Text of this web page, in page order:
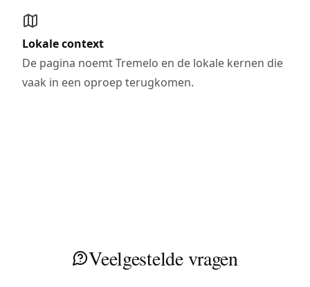
Lokale context
De pagina noemt Tremelo en de lokale kernen die
vaak in een oproep terugkomen.
Veelgestelde vragen